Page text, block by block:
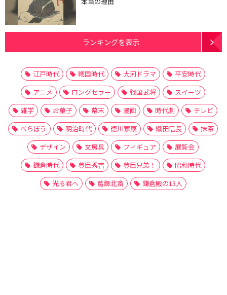
ランキングを表示
江戸時代 戦国時代 大河ドラマ
平安時代
アニメ
ロングセラー 戦国武将
スイーツ
雑学
お菓子 幕末 漫画 時代劇
テレビ
べらぼう
明治時代 徳川家康 織田信長
抹茶
デザイン
文房具 フィギュア
展覧会
鎌倉時代
豊臣秀吉 豊臣兄弟！
昭和時代
光る君へ
葛飾北斎 鎌倉殿の13人